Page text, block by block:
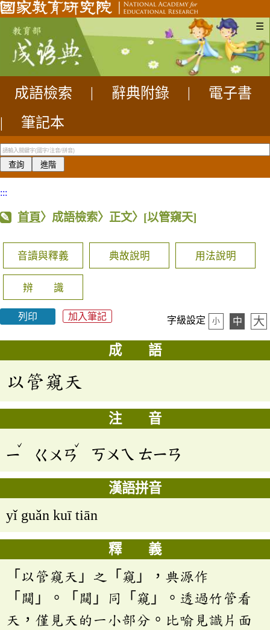
☰
成語檢索 辭典附錄
電子書
|
筆記本
:::
首頁〉成語檢索〉正文〉 [以管窺天]
音讀與釋義 典故說明 用法說明
辨 識
列印 加入筆記 字級設定 小 中 大
成 語
以管窺天
注 音
ㄧ
ˇ
ㄍㄨㄢ
ˇ
ㄎㄨㄟ ㄊㄧㄢ
漢語拼音
yǐ guǎn kuī tiān
釋 義
「以管窺天」之「窺」，典源作
「闚」。「闚」同「窺」。透過竹管看
天，僅見天的一小部分。比喻見識片面